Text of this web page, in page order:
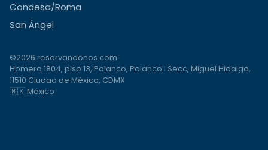
Condesa/Roma
San Ángel
©2026 reservandonos.com
Homero 1804, piso 13, Polanco, Polanco I Secc, Miguel Hidalgo,
11510 Ciudad de México, CDMX
🇲🇽 México